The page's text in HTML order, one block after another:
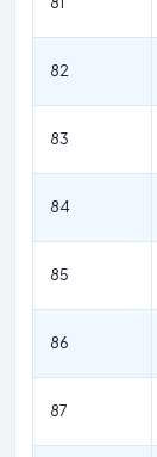
82
83
84
85
86
87